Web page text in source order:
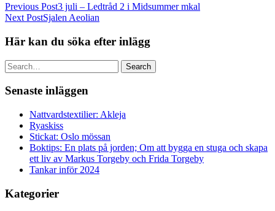
Previous Post3 juli – Ledtråd 2 i Midsummer mkal
Next PostSjalen Aeolian
Här kan du söka efter inlägg
Search
Senaste inläggen
Nattvardstextilier: Akleja
Ryaskiss
Stickat: Oslo mössan
Boktips: En plats på jorden; Om att bygga en stuga och skapa
ett liv av Markus Torgeby och Frida Torgeby
Tankar inför 2024
Kategorier